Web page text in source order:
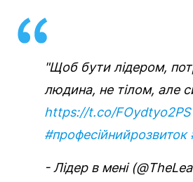
"Щоб бути лідером,
людина, не тілом, але
https://t.co/FOydtyo2PS
#професійнийрозвиток
- Лідер в мені